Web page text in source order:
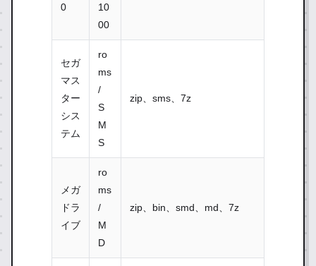
0
10
00
セガ
マス
ター
シス
テム
ro
ms
/
S
M
S
zip、sms、7z
メガ
ドラ
イブ
ro
ms
/
M
D
zip、bin、smd、md、7z